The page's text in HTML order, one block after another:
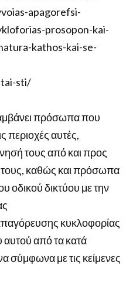
apagorefsi-
prosopon-kai-
kathos-kai-se-
sti/
πρόσωπα που
περιοχές αυτές,
τους από και προς
τους, καθώς και πρόσωπα
οδικού δικτύου με την
κυκλοφορίας
αυτού από τα κατά
σύμφωνα με τις κείμενες